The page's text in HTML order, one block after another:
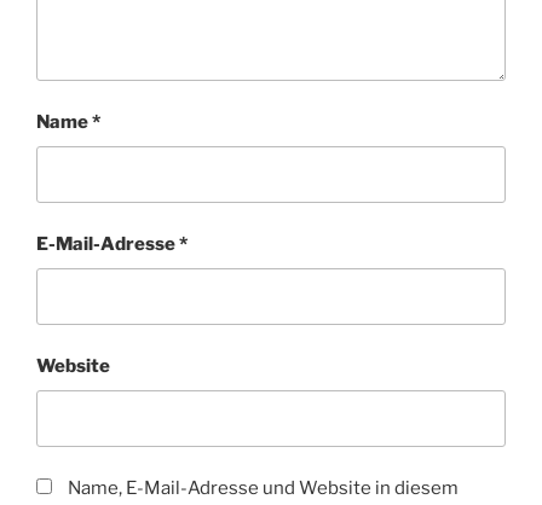
Name*
E-Mail-Adresse*
Website
Name, E-Mail-Adresse und Website in diesem